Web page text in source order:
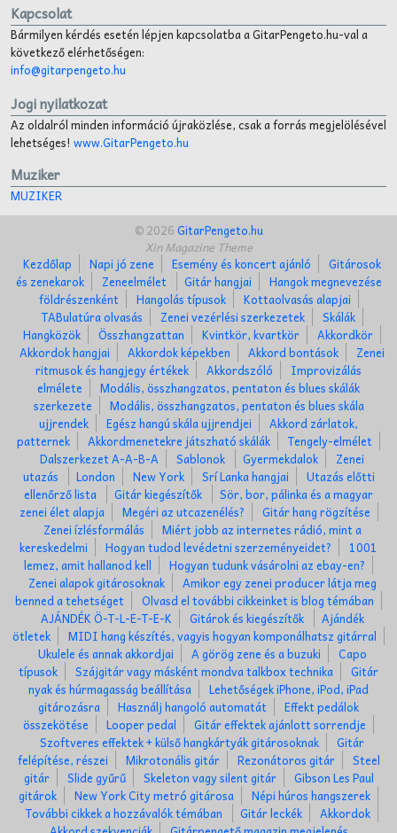
Kapcsolat
Bármilyen kérdés esetén lépjen kapcsolatba a GitarPengeto.hu-val a
következő elérhetőségen:
info@gitarpengeto.hu
Jogi nyilatkozat
Az oldalról minden információ újraközlése, csak a forrás megjelölésével
lehetséges! www.GitarPengeto.hu
Muziker
MUZIKER
© 2026GitarPengeto.hu
Xin Magazine Theme
Kezdőlap
Napi jó zene Esemény és koncert ajánló
Gitárosok
és zenekarok
Zeneelmélet Gitár hangjai
Hangok megnevezése
földrészenként
Hangolás típusok
Kottaolvasás alapjai
TABulatúra olvasás
Zenei vezérlési szerkezetek
Skálák
Hangközök
Összhangzattan Kvintkör, kvartkör
Akkordkör
Akkordok hangjai
Akkordok képekben Akkord bontások
Zenei
ritmusok és hangjegy értékek
Akkordszóló
Improvizálás
elmélete
Modális, összhangzatos, pentaton és blues skálák
szerkezete
Modális, összhangzatos, pentaton és blues skála
ujjrendek
Egész hangú skála ujjrendjei
Akkord zárlatok,
patternek
Akkordmenetekre játszható skálák
Tengely-elmélet
Dalszerkezet A-A-B-A
Sablonok Gyermekdalok
Zenei
utazás
London New York Srí Lanka hangjai
Utazás előtti
ellenőrző lista
Gitár kiegészítők
Sör, bor, pálinka és a magyar
zenei élet alapja
Megéri az utcazenélés?
Gitár hang rögzítése
Zenei ízlésformálás
Miért jobb az internetes rádió, mint a
kereskedelmi
Hogyan tudod levédetni szerzeményeidet?
1001
lemez, amit hallanod kell
Hogyan tudunk vásárolni az ebay-en?
Zenei alapok gitárosoknak
Amikor egy zenei producer látja meg
benned a tehetséget
Olvasd el további cikkeinket is blog témában
AJÁNDÉK Ö-T-L-E-T-E-K
Gitárok és kiegészítők
Ajándék
ötletek
MIDI hang készítés, vagyis hogyan komponálhatsz gitárral
Ukulele és annak akkordjai
A görög zene és a buzuki
Capo
típusok
Szájgitár vagy másként mondva talkbox technika
Gitár
nyak és húrmagasság beállítása
Lehetőségek iPhone, iPod, iPad
gitározásra
Használj hangoló automatát
Effekt pedálok
összekötése
Looper pedal
Gitár effektek ajánlott sorrendje
Szoftveres effektek + külső hangkártyák gitárosoknak
Gitár
felépítése, részei
Mikrotonális gitár Rezonátoros gitár
Steel
gitár
Slide gyűrű Skeleton vagy silent gitár
Gibson Les Paul
gitárok
New York City metró gitárosa
Népi húros hangszerek
További cikkek a hozzávalók témában
Gitár leckék
Akkordok